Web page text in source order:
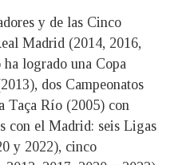
y de las Cinco
Madrid (2014, 2016,
logrado una Copa
dos Campeonatos
Taça Río (2005) con
con el Madrid: seis Ligas
y 2022), cinco